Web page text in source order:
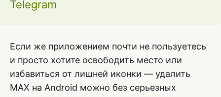
Telegram
Если же приложением почти не пользуетесь
и просто хотите освободить место или
избавиться от лишней иконки — удалить
MAX на Android можно без серьезных